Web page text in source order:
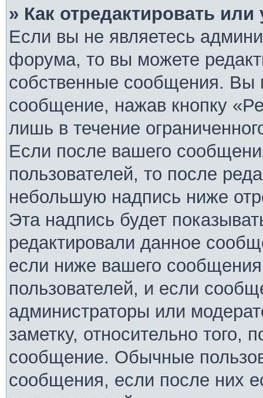
» Как отредактировать
Если вы не являетесь
форума, то вы можете
собственные сообщения. Вы
сообщение, нажав кнопку
лишь в течение
Если после вашего
пользователей, то после
небольшую надпись ниже
Эта надпись будет
редактировали данное
если ниже вашего
пользователей, и если
администраторы или
заметку, относительно того,
сообщение. Обычные
сообщения, если после них